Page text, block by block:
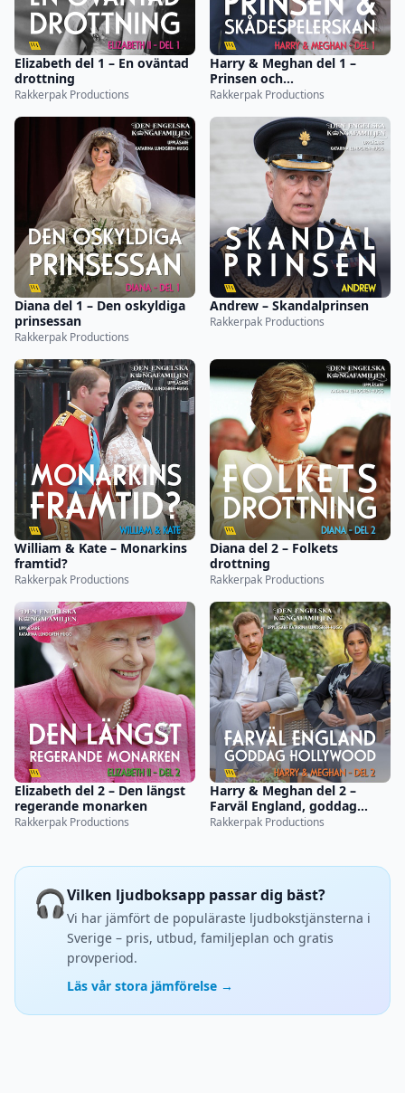
Elizabeth del 1 – En oväntad
drottning
Rakkerpak Productions
Harry & Meghan del 1 –
Prinsen och
skådespelerskan
Rakkerpak Productions
Diana del 1 – Den oskyldiga
prinsessan
Rakkerpak Productions
Andrew – Skandalprinsen
Rakkerpak Productions
William & Kate – Monarkins
framtid?
Rakkerpak Productions
Diana del 2 – Folkets
drottning
Rakkerpak Productions
Elizabeth del 2 – Den längst
regerande monarken
Rakkerpak Productions
Harry & Meghan del 2 –
Farväl England, goddag
Hollywood
Rakkerpak Productions
🎧Vilken ljudboksapp passar dig bäst?
Vi har jämfört de populäraste ljudbokstjänsterna i
Sverige – pris, utbud, familjeplan och gratis
provperiod.
Läs vår stora jämförelse →